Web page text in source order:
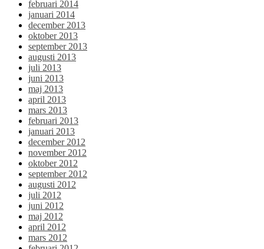
februari 2014
januari 2014
december 2013
oktober 2013
september 2013
augusti 2013
juli 2013
juni 2013
maj 2013
april 2013
mars 2013
februari 2013
januari 2013
december 2012
november 2012
oktober 2012
september 2012
augusti 2012
juli 2012
juni 2012
maj 2012
april 2012
mars 2012